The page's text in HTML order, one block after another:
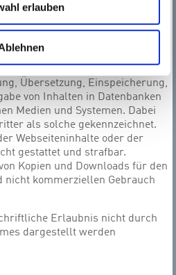
erlauben
Urheberrecht und
vom deutschen Urheber- und
zugelassene Verwertung bedarf
Übersetzung, Einspeicherung,
von Inhalten in Datenbanken
Medien und Systemen. Dabei
als solche gekennzeichnet.
Webseiteninhalte oder der
gestattet und strafbar.
Kopien und Downloads für den
nicht kommerziellen Gebrauch
Erlaubnis nicht durch
dargestellt werden